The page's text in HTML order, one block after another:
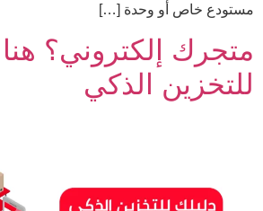
مستودع خاص أو وحدة […]
متجرك إلكتروني؟
للتخزين الذكي